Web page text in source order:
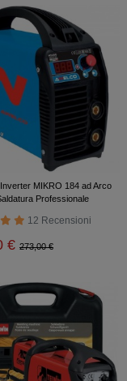
MIKRO 184 ad Arco
Professionale
12 Recensioni
€ 273,00 €